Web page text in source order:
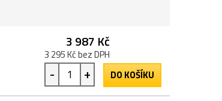
3 987 Kč
3 295 Kč bez DPH
- + DO KOŠÍKU